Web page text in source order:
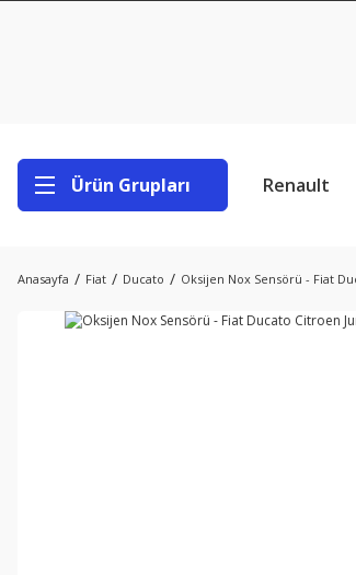
Ürün Grupları Renault
Anasayfa Fiat Ducato Oksijen Nox Sensörü - Fiat